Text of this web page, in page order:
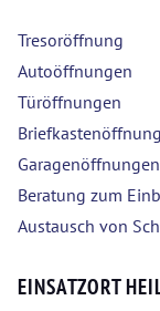
Tresoröffnung
Autoöffnungen
Türöffnungen
Garagenöffnungen
Beratung zum
Austausch von
EINSATZORT